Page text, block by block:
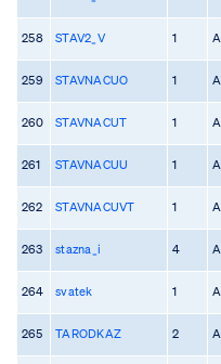
258 STAV2_V 1 A
259 STAVNACUO 1 A
260 STAVNACUT 1 A
261 STAVNACUU 1 A
262 STAVNACUVT 1 A
263 stazna_i 4 A
264 svatek 1 A
265 TARODKAZ 2 A